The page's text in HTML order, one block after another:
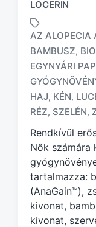
LOCERIN
a
g
g
d
w
i
t
h
AZ ALOPECIA
BAMBUSZ,
EGYNYÁRI
HAJ, KÉN,
RÉZ, SZELÉN,
Rendkívül
Nők számára
tartalmazza:
(AnaGain™),
kivonat,
kivonat,